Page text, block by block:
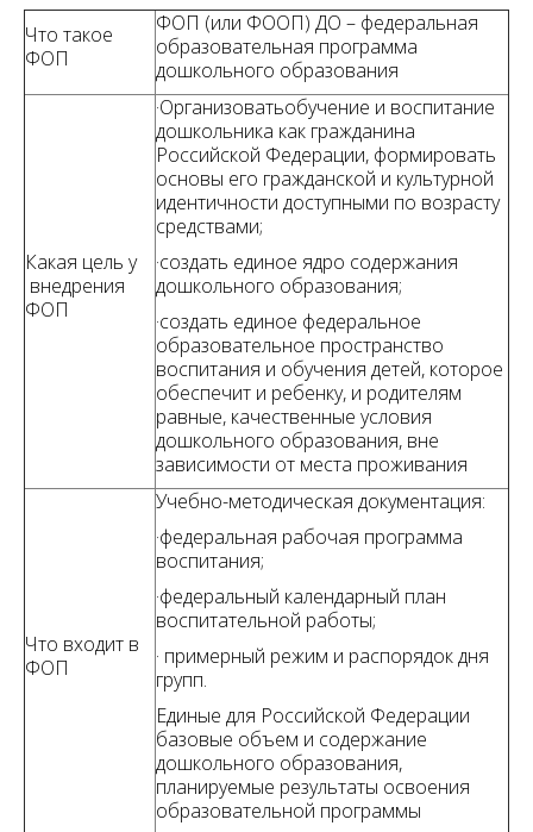
Что такое
ФОП
ФОП (или ФООП) ДО – федеральная
образовательная программа
дошкольного образования
Какая цель у
внедрения
ФОП
·Организоватьобучение и воспитание
дошкольника как гражданина
Российской Федерации, формировать
основы его гражданской и культурной
идентичности доступными по возрасту
средствами;
·создать единое ядро содержания
дошкольного образования;
·создать единое федеральное
образовательное пространство
воспитания и обучения детей, которое
обеспечит и ребенку, и родителям
равные, качественные условия
дошкольного образования, вне
зависимости от места проживания
Что входит в
ФОП
Учебно-методическая документация:
·федеральная рабочая программа
воспитания;
·федеральный календарный план
воспитательной работы;
· примерный режим и распорядок дня
групп.
Единые для Российской Федерации
базовые объем и содержание
дошкольного образования,
планируемые результаты освоения
образовательной программы